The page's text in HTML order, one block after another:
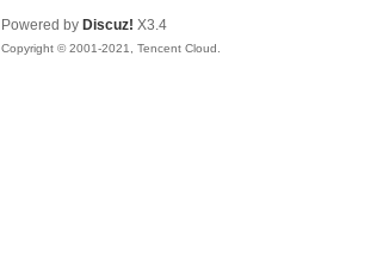
网
Powered by Discuz! X3.4
Copyright © 2001-2021, Tencent Cloud.